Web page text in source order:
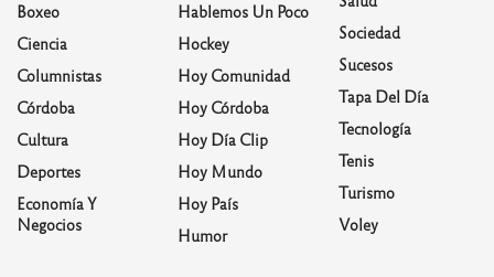
Boxeo
Ciencia
Columnistas
Córdoba
Cultura
Deportes
Economía Y
Negocios
Hablemos Un Poco
Hockey
Hoy Comunidad
Hoy Córdoba
Hoy Día Clip
Hoy Mundo
Hoy País
Humor
Sociedad
Sucesos
Tapa Del Día
Tecnología
Tenis
Turismo
Voley